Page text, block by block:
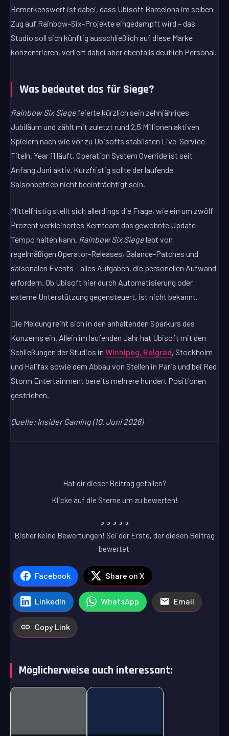
Bemerkenswert ist dabei, dass Ubisoft Barcelona im selben
Zug auf Rainbow-Six-Projekte eingedampft wird – das
Studio soll sich künftig ausschließlich auf diese Marke
konzentrieren, verliert dabei aber ebenfalls deutlich Personal.
Was bedeutet das für Siege?
Rainbow Six Siege feierte kürzlich sein zehnjähriges
Jubiläum und zählt mit zuletzt rund 2,5 Millionen aktiven
Spielern nach wie vor zu Ubisofts stabilsten Live-Service-
Titeln. Year 11 läuft, Operation System Override ist seit
Anfang Juni aktiv. Kurzfristig sollte der laufende
Saisonbetrieb nicht beeinträchtigt sein.
Mittelfristig stellt sich allerdings die Frage, wie ein um zwölf
Prozent verkleinertes Kernteam das gewohnte Update-
Tempo halten kann. Rainbow Six Siegelebt von
regelmäßigen Operator-Releases, Balance-Patches und
saisonalen Events – alles Aufgaben, die personellen Aufwand
erfordern. Ob Ubisoft hier durch Automatisierung oder
externe Unterstützung gegensteuert, ist nicht bekannt.
Die Meldung reiht sich in den anhaltenden Sparkurs des
Konzerns ein. Allein im laufenden Jahr hat Ubisoft mit den
Schließungen der Studios inWinnipeg, Belgrad, Stockholm
und Halifax sowie dem Abbau von Stellen in Paris und bei Red
Storm Entertainment bereits mehrere hundert Positionen
gestrichen.
Quelle: Insider Gaming (10. Juni 2026)
Hat dir dieser Beitrag gefallen?
Klicke auf die Sterne um zu bewerten!
Bisher keine Bewertungen! Sei der Erste, der diesen Beitrag
bewertet.
Facebook Share on X
LinkedIn WhatsApp Email
Copy Link
Möglicherweise auch interessant: